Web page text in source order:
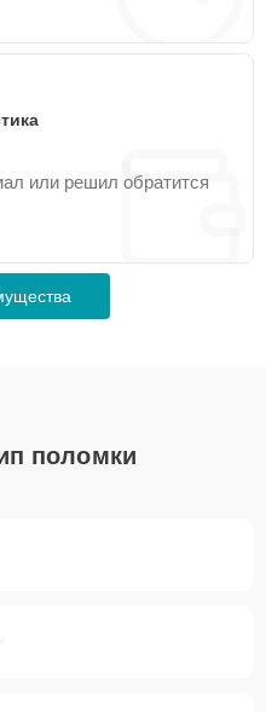
или решил обратится
поломки